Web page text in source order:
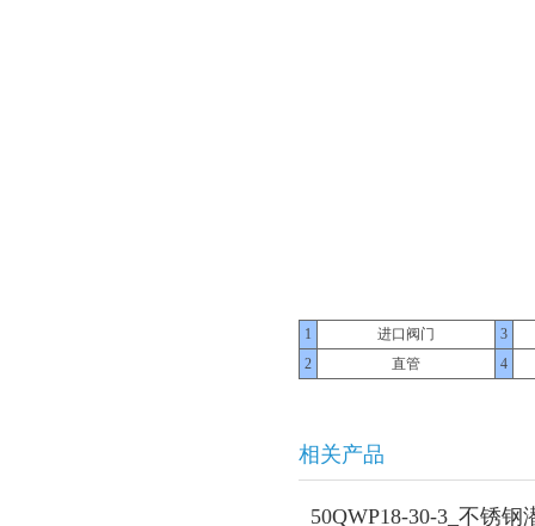
1 进口阀门
3
2
直管 4
相关产品
50QWP18-30-3_不锈钢